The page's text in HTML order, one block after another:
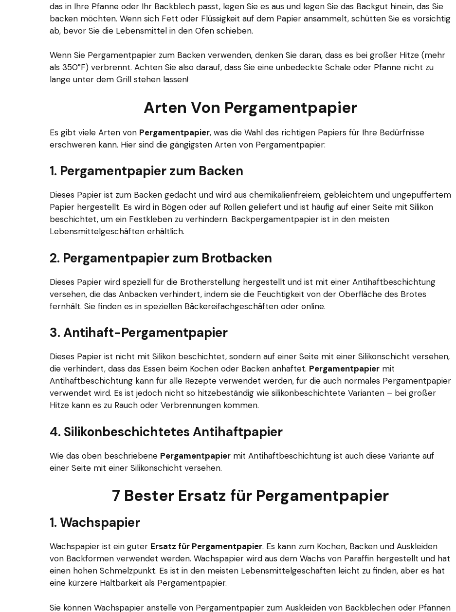
das in Ihre Pfanne oder Ihr Backblech passt, legen Sie es aus und legen Sie das Backgut hinein, das Sie
backen möchten. Wenn sich Fett oder Flüssigkeit auf dem Papier ansammelt, schütten Sie es vorsichtig
ab, bevor Sie die Lebensmittel in den Ofen schieben.
Wenn Sie Pergamentpapier zum Backen verwenden, denken Sie daran, dass es bei großer Hitze (mehr
als 350°F) verbrennt. Achten Sie also darauf, dass Sie eine unbedeckte Schale oder Pfanne nicht zu
lange unter dem Grill stehen lassen!
Arten Von Pergamentpapier
Es gibt viele Arten von Pergamentpapier, was die Wahl des richtigen Papiers für Ihre Bedürfnisse
erschweren kann. Hier sind die gängigsten Arten von Pergamentpapier:
1. Pergamentpapier zum Backen
Dieses Papier ist zum Backen gedacht und wird aus chemikalienfreiem, gebleichtem und ungepuffertem
Papier hergestellt. Es wird in Bögen oder auf Rollen geliefert und ist häufig auf einer Seite mit Silikon
beschichtet, um ein Festkleben zu verhindern. Backpergamentpapier ist in den meisten
Lebensmittelgeschäften erhältlich.
2. Pergamentpapier zum Brotbacken
Dieses Papier wird speziell für die Brotherstellung hergestellt und ist mit einer Antihaftbeschichtung
versehen, die das Anbacken verhindert, indem sie die Feuchtigkeit von der Oberfläche des Brotes
fernhält. Sie finden es in speziellen Bäckereifachgeschäften oder online.
3. Antihaft-Pergamentpapier
Dieses Papier ist nicht mit Silikon beschichtet, sondern auf einer Seite mit einer Silikonschicht versehen,
die verhindert, dass das Essen beim Kochen oder Backen anhaftet. Pergamentpapier mit
Antihaftbeschichtung kann für alle Rezepte verwendet werden, für die auch normales Pergamentpapier
verwendet wird. Es ist jedoch nicht so hitzebeständig wie silikonbeschichtete Varianten – bei großer
Hitze kann es zu Rauch oder Verbrennungen kommen.
4. Silikonbeschichtetes Antihaftpapier
Wie das oben beschriebene Pergamentpapier mit Antihaftbeschichtung ist auch diese Variante auf
einer Seite mit einer Silikonschicht versehen.
7 Bester Ersatz für Pergamentpapier
1. Wachspapier
Wachspapier ist ein guter Ersatz für Pergamentpapier. Es kann zum Kochen, Backen und Auskleiden
von Backformen verwendet werden. Wachspapier wird aus dem Wachs von Paraffin hergestellt und hat
einen hohen Schmelzpunkt. Es ist in den meisten Lebensmittelgeschäften leicht zu finden, aber es hat
eine kürzere Haltbarkeit als Pergamentpapier.
Sie können Wachspapier anstelle von Pergamentpapier zum Auskleiden von Backblechen oder Pfannen